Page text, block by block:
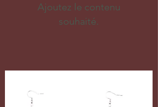
Ajoutez le contenu
souhaité.